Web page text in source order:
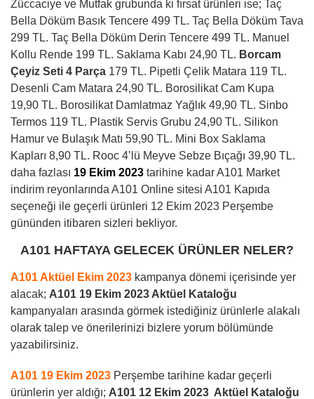
Züccaciye ve Mutfak grubunda ki fırsat ürünleri ise; Taç
Bella Döküm Basık Tencere 499 TL. Taç Bella Döküm Tava
299 TL. Taç Bella Döküm Derin Tencere 499 TL. Manuel
Kollu Rende 199 TL. Saklama Kabı 24,90 TL. Borcam
Çeyiz Seti 4 Parça 179 TL. Pipetli Çelik Matara 119 TL.
Desenli Cam Matara 24,90 TL. Borosilikat Cam Kupa
19,90 TL. Borosilikat Damlatmaz Yağlık 49,90 TL. Sinbo
Termos 119 TL. Plastik Servis Grubu 24,90 TL. Silikon
Hamur ve Bulaşık Matı 59,90 TL. Mini Box Saklama
Kapları 8,90 TL. Rooc 4’lü Meyve Sebze Bıçağı 39,90 TL.
daha fazlası 19 Ekim 2023 tarihine kadar A101 Market
indirim reyonlarında A101 Online sitesi A101 Kapıda
seçeneği ile geçerli ürünleri 12 Ekim 2023 Perşembe
gününden itibaren sizleri bekliyor.
A101 HAFTAYA GELECEK ÜRÜNLER NELER?
A101 Aktüel Ekim 2023 kampanya dönemi içerisinde yer
alacak; A101 19 Ekim 2023 Aktüel Kataloğu
kampanyaları arasında görmek istediğiniz ürünlerle alakalı
olarak talep ve önerilerinizi bizlere yorum bölümünde
yazabilirsiniz.
A101 19 Ekim 2023 Perşembe tarihine kadar geçerli
ürünlerin yer aldığı; A101 12 Ekim 2023 Aktüel Kataloğu